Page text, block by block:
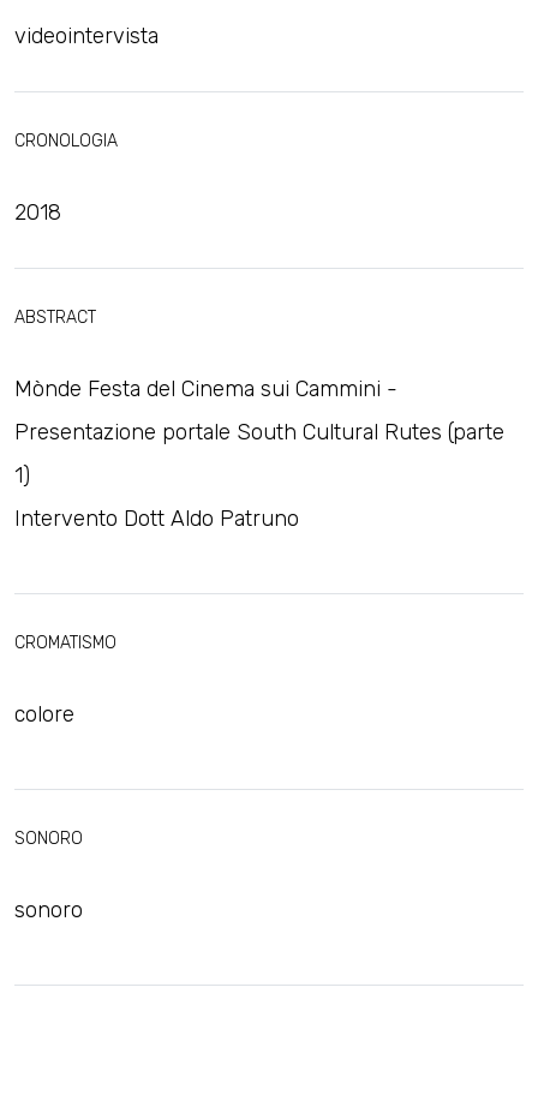
videointervista
CRONOLOGIA
2018
ABSTRACT
Mònde Festa del Cinema sui Cammini -
Presentazione portale South Cultural Rutes (parte
1)
Intervento Dott Aldo Patruno
CROMATISMO
colore
SONORO
sonoro